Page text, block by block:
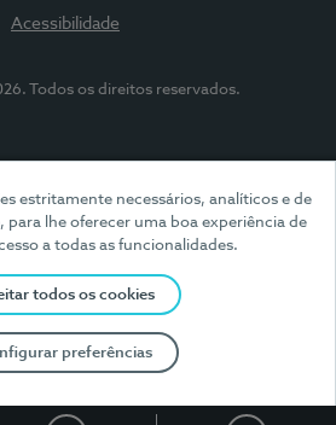
estritamente necessários, analíticos e de
lhe oferecer uma boa experiência de
a todas as funcionalidades.
todos os cookies
preferências
Acessibilidade
Todos os direitos reservados.